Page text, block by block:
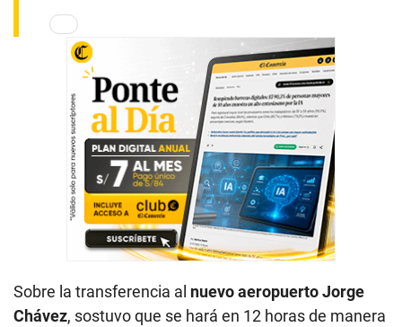
Sobre la transferencia al nuevo aeropuerto Jorge
Chávez, sostuvo que se hará en 12 horas de manera